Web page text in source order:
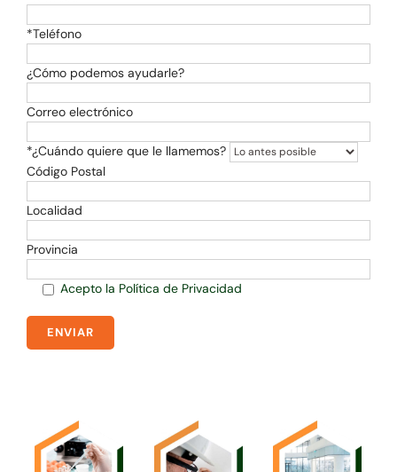
*Teléfono
¿Cómo podemos ayudarle?
Correo electrónico
*¿Cuándo quiere que le llamemos?
Código Postal
Localidad
Provincia
Acepto la Política de Privacidad